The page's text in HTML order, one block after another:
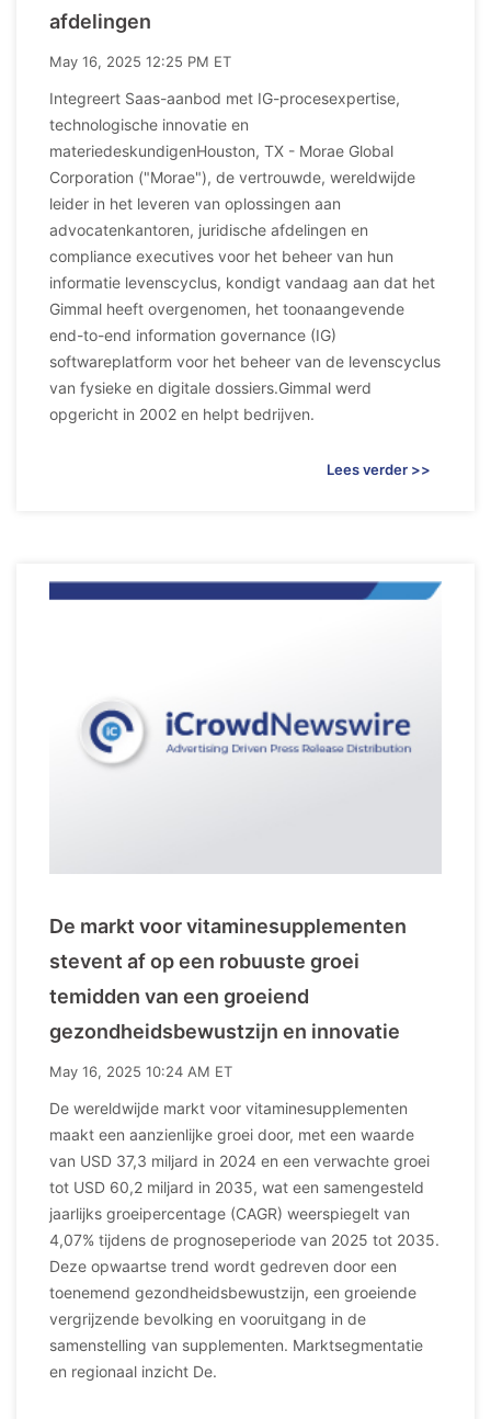
afdelingen
May 16, 2025 12:25 PM ET
Integreert Saas-aanbod met IG-procesexpertise,
technologische innovatie en
materiedeskundigenHouston, TX - Morae Global
Corporation ("Morae"), de vertrouwde, wereldwijde
leider in het leveren van oplossingen aan
advocatenkantoren, juridische afdelingen en
compliance executives voor het beheer van hun
informatie levenscyclus, kondigt vandaag aan dat het
Gimmal heeft overgenomen, het toonaangevende
end-to-end information governance (IG)
softwareplatform voor het beheer van de levenscyclus
van fysieke en digitale dossiers.Gimmal werd
opgericht in 2002 en helpt bedrijven.
Lees verder >>
De markt voor vitaminesupplementen
stevent af op een robuuste groei
temidden van een groeiend
gezondheidsbewustzijn en innovatie
May 16, 2025 10:24 AM ET
De wereldwijde markt voor vitaminesupplementen
maakt een aanzienlijke groei door, met een waarde
van USD 37,3 miljard in 2024 en een verwachte groei
tot USD 60,2 miljard in 2035, wat een samengesteld
jaarlijks groeipercentage (CAGR) weerspiegelt van
4,07% tijdens de prognoseperiode van 2025 tot 2035.
Deze opwaartse trend wordt gedreven door een
toenemend gezondheidsbewustzijn, een groeiende
vergrijzende bevolking en vooruitgang in de
samenstelling van supplementen. Marktsegmentatie
en regionaal inzicht De.